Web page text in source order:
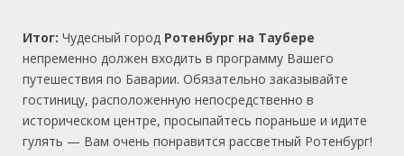
Итог: Чудесный город Ротенбург на Таубере
непременно должен входить в программу Вашего
путешествия по Баварии. Обязательно заказывайте
гостиницу, расположенную непосредственно в
историческом центре, просыпайтесь пораньше и идите
гулять — Вам очень понравится рассветный Ротенбург!